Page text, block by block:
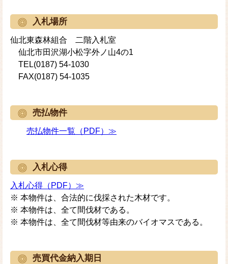
入札場所
仙北東森林組合 二階入札室
仙北市田沢湖小松字外ノ山4の1
TEL(0187) 54-1030
FAX(0187) 54-1035
売払物件
売払物件一覧（PDF）≫
入札心得
入札心得（PDF）≫
※ 本物件は、合法的に伐採された木材です。
※ 本物件は、全て間伐材である。
※ 本物件は、全て間伐材等由来のバイオマスである。
売買代金納入期日